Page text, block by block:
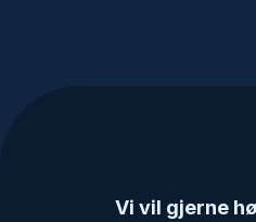
Vi vil gjerne